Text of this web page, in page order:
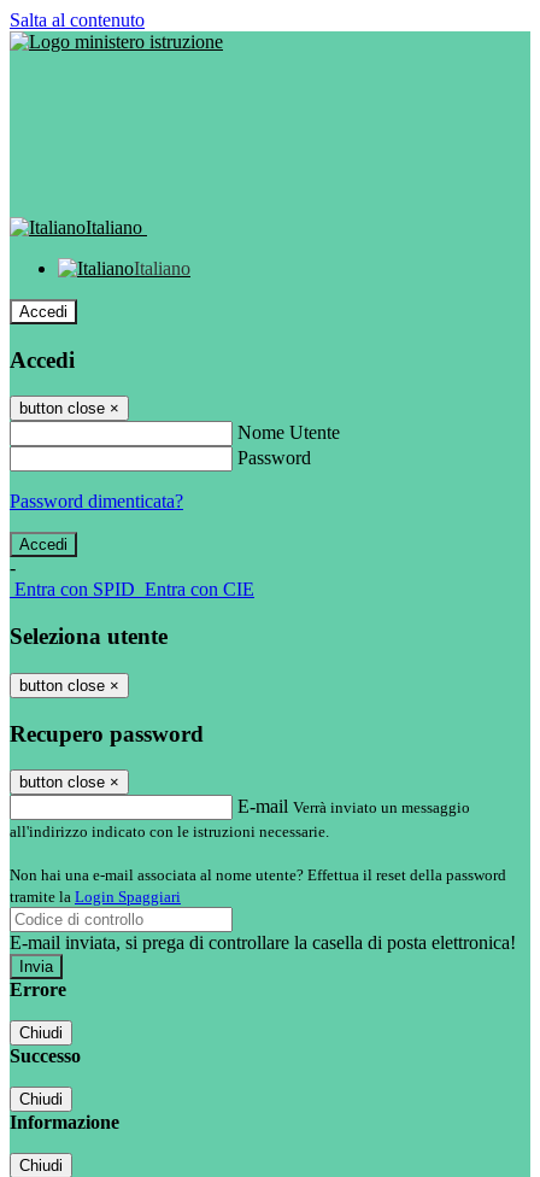
Salta al contenuto
Italiano
Italiano
Accedi
Accedi
button close ×
Nome Utente
Password
Password dimenticata?
-
Entra con SPID Entra con CIE
Seleziona utente
button close ×
Recupero password
button close ×
E-mail Verrà inviato un messaggio
all'indirizzo indicato con le istruzioni necessarie.
Non hai una e-mail associata al nome utente? Effettua il reset della password
tramite la Login Spaggiari
E-mail inviata, si prega di controllare la casella di posta elettronica!
Errore
Chiudi
Successo
Chiudi
Informazione
Chiudi